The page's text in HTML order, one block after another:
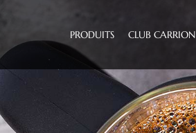
PRODUITS CLUB CARRION